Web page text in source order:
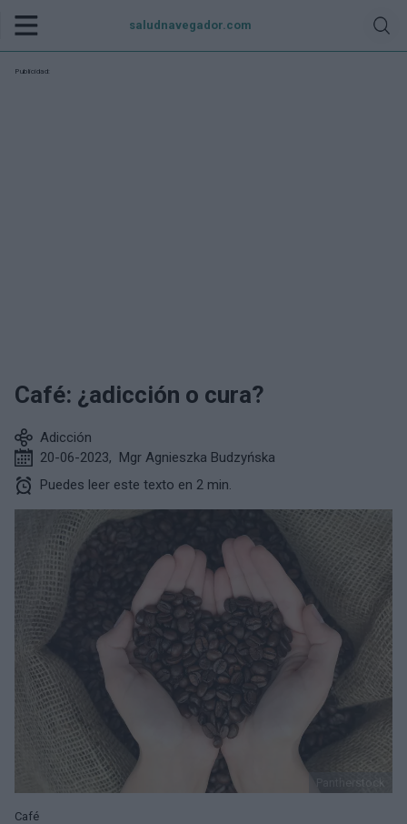
saludnavegador.com
Publicidad:
Café: ¿adicción o cura?
Adicción
20-06-2023, Mgr Agnieszka Budzyńska
Puedes leer este texto en 2 min.
Pantherstock
Café